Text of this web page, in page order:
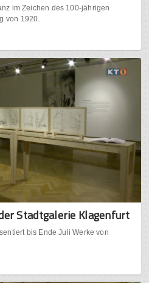
im Zeichen des 100-jährigen
von 1920.
Stadtgalerie Klagenfurt
bis Ende Juli Werke von